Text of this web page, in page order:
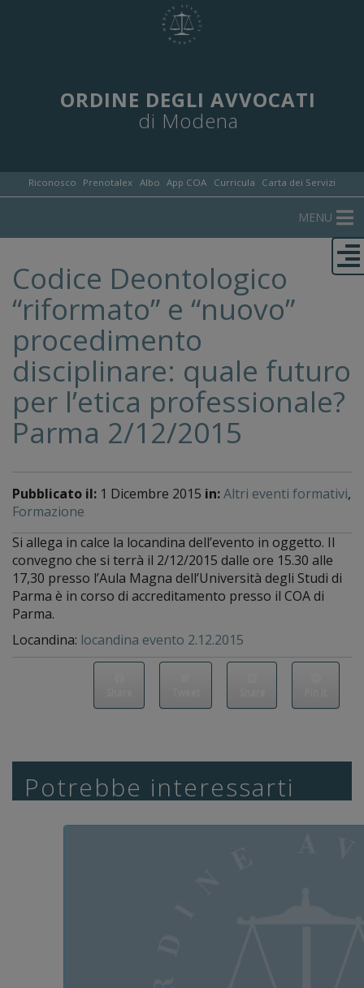
ORDINE DEGLI AVVOCATI
di Modena
Riconosco Prenotalex Albo App COA Curricula Carta dei Servizi
MENU
Codice Deontologico
“riformato” e “nuovo”
procedimento
disciplinare: quale futuro
per l’etica professionale?
Parma 2/12/2015
Pubblicato il: 1 Dicembre 2015 in:Altri eventi formativi,
Formazione
Si allega in calce la locandina dell’evento in oggetto. Il
convegno che si terrà il 2/12/2015 dalle ore 15.30 alle
17,30 presso l’Aula Magna dell’Università degli Studi di
Parma è in corso di accreditamento presso il COA di
Parma.
Locandina: locandina evento 2.12.2015
Potrebbe interessarti